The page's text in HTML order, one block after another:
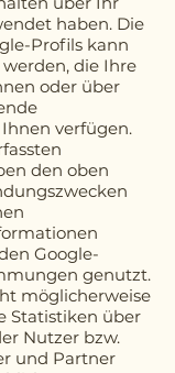
haben. Die
Profils kann
die Ihre
oder über
verfügen.
den oben
Google-
genutzt.
möglicherweise
Statistiken über
Nutzer bzw.
und Partner